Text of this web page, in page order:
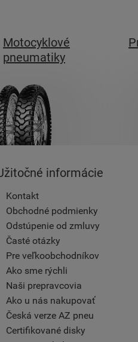
Motocyklové
pneumatiky
informácie
Kontakt
Obchodné podmienky
Odstúpenie od zmluvy
Časté otázky
Pre veľkoobchodníkov
Ako sme rýchli
Naši prepravcovia
Ako u nás nakupovať
Česká verze AZ pneu
Certifikované disky